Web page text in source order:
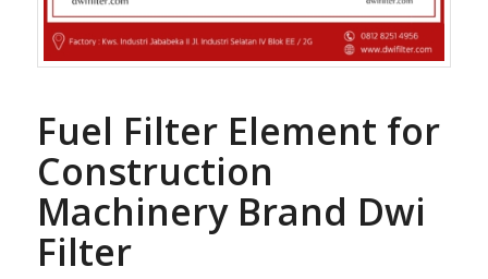
Fuel Filter Element for
Construction
Machinery Brand Dwi
Filter